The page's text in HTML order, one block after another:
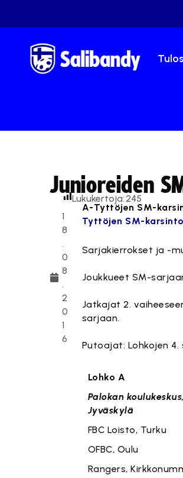
Junioreiden
1
8
.
0
8
.
2
0
1
6
Lukukertoja:245
A-Tyttöjen SM-
Tyttöjen SM-
Sarjakierrokset ja -
Joukkueet SM-
Jatkajat 2.
sarjaan.
Putoajat: Lohkojen
Lohko
Palokan koulukeskus,
Jyväskylä
FBC Loisto, Turku
OFBC, Oulu
Rangers,